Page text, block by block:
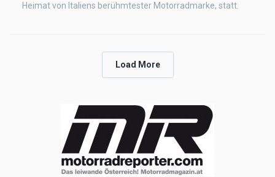
Heimat von Italiens berühmtester Motorradmarke, statt.
Load More